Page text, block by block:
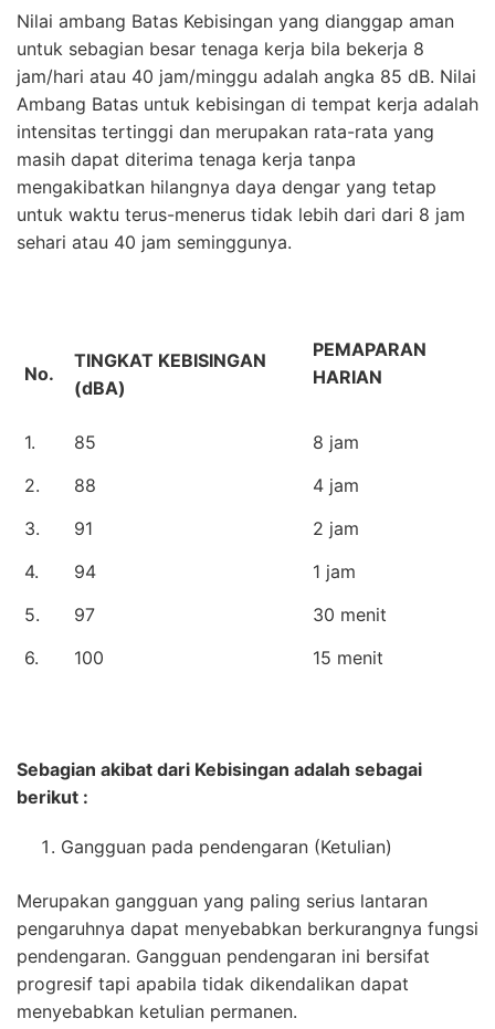
Nilai ambang Batas Kebisingan yang dianggap aman
untuk sebagian besar tenaga kerja bila bekerja 8
jam/hari atau 40 jam/minggu adalah angka 85 dB. Nilai
Ambang Batas untuk kebisingan di tempat kerja adalah
intensitas tertinggi dan merupakan rata-rata yang
masih dapat diterima tenaga kerja tanpa
mengakibatkan hilangnya daya dengar yang tetap
untuk waktu terus-menerus tidak lebih dari dari 8 jam
sehari atau 40 jam seminggunya.
No.
TINGKAT KEBISINGAN
(dBA)
PEMAPARAN
HARIAN
1. 85
8 jam
2.
88
4 jam
3.
91
2 jam
4.
94
1 jam
5.
97
30 menit
6.
100 15 menit
Sebagian akibat dari Kebisingan adalah sebagai
berikut :
Gangguan pada pendengaran (Ketulian)
Merupakan gangguan yang paling serius lantaran
pengaruhnya dapat menyebabkan berkurangnya fungsi
pendengaran. Gangguan pendengaran ini bersifat
progresif tapi apabila tidak dikendalikan dapat
menyebabkan ketulian permanen.